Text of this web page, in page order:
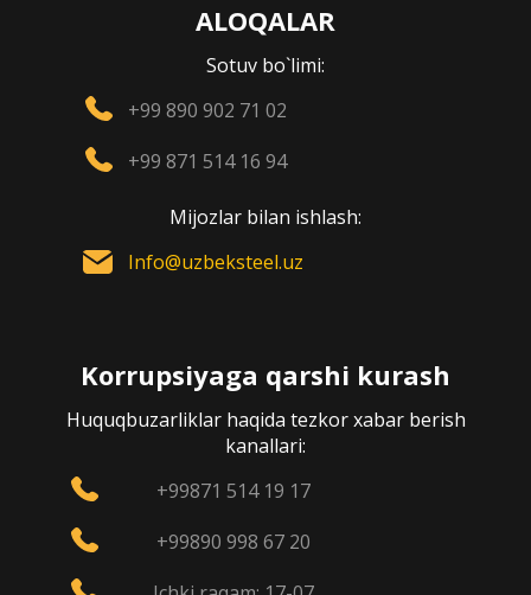
ALOQALAR
Sotuv bo`limi:
+99 890 902 71 02
+99 871 514 16 94
Mijozlar bilan ishlash:
Info@uzbeksteel.uz
Korrupsiyaga qarshi kurash
Huquqbuzarliklar haqida tezkor xabar berish
kanallari:
+99871 514 19 17
+99890 998 67 20